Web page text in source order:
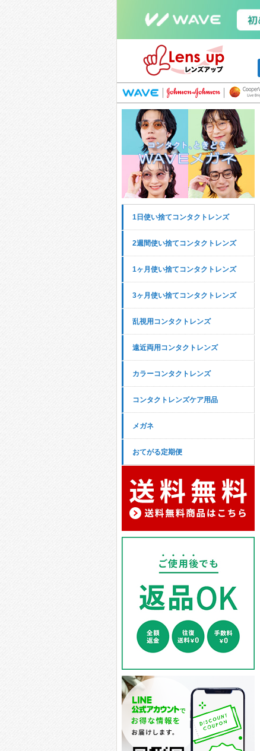
1日使い捨てコンタクトレンズ
2週間使い捨てコンタクトレンズ
1ヶ月使い捨てコンタクトレンズ
3ヶ月使い捨てコンタクトレンズ
乱視用コンタクトレンズ
遠近両用コンタクトレンズ
カラーコンタクトレンズ
コンタクトレンズケア用品
メガネ
おてがる定期便